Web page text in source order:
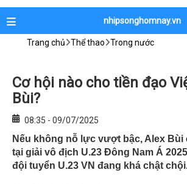
nhipsonghomnay.vn
Trang chủ Thể thao Trong nước
Cơ hội nào cho tiền đạo
Bùi?
08:35 - 09/07/2025
Nếu không nỗ lực vượt bậc, Alex Bùi
tại giải vô địch U.23 Đông Nam Á
đội tuyển U.23 VN đang khá chật